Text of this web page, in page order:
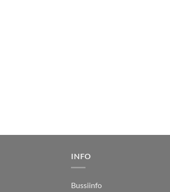
INFO
Bussiinfo